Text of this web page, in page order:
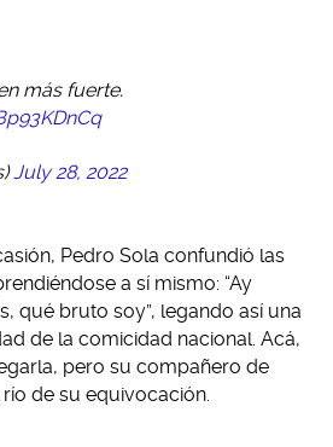
más fuerte.
July 28, 2022
Pedro Sola confundió las
a sí mismo: “Ay
qué bruto soy”, legando así una
de la comicidad nacional. Acá,
pero su compañero de
de su equivocación.